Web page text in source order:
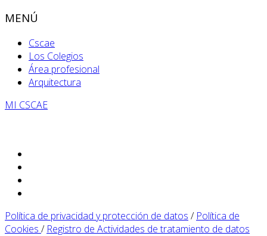
MENÚ
Cscae
Los Colegios
Área profesional
Arquitectura
MI CSCAE
Política de privacidad y protección de datos / Política de
Cookies / Registro de Actividades de tratamiento de datos